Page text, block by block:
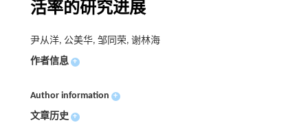
活率的研究进展
尹从洋, 公美华, 邹同荣, 谢林海
作者信息 +
Author information +
文章历史 +